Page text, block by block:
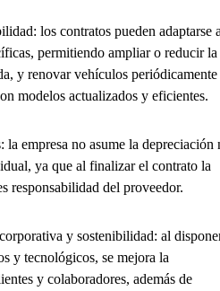
los contratos pueden adaptarse
permitiendo ampliar o reducir la
y renovar vehículos periódicamente
modelos actualizados y eficientes.
la empresa no asume la depreciación
ya que al finalizar el contrato la
responsabilidad del proveedor.
y sostenibilidad: al
y tecnológicos, se mejora la
y colaboradores, además de